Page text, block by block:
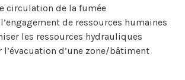
circulation de la fumée
de ressources humaines
les ressources hydrauliques
d’une zone/bâtiment